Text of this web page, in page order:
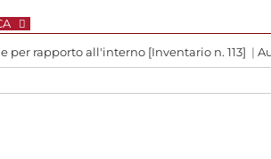
rapporto all'interno [Inventario n. 113] |